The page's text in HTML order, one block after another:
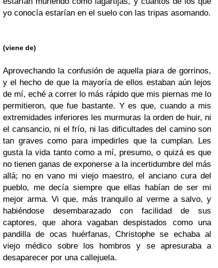
yo conocía estarían en el suelo con las tripas asomando.
(viene de)
Aprovechando la confusión de aquella piara de gorrinos,
y el hecho de que la mayoría de ellos estaban aún lejos
de mí, eché a correr lo más rápido que mis piernas me lo
permitieron, que fue bastante. Y es que, cuando a mis
extremidades inferiores les murmuras la orden de huir, ni
el cansancio, ni el frío, ni las dificultades del camino son
tan graves como para impedirles que la cumplan. Les
gusta la vida tanto como a mí, presumo, o quizá es que
no tienen ganas de exponerse a la incertidumbre del más
allá; no en vano mi viejo maestro, el anciano cura del
pueblo, me decía siempre que ellas habían de ser mi
mejor arma. Vi que, más tranquilo al verme a salvo, y
habiéndose desembarazado con facilidad de sus
captores, que ahora vagaban despistados como una
pandilla de ocas huérfanas, Christophe se echaba al
viejo médico sobre los hombros y se apresuraba a
desaparecer por una callejuela.